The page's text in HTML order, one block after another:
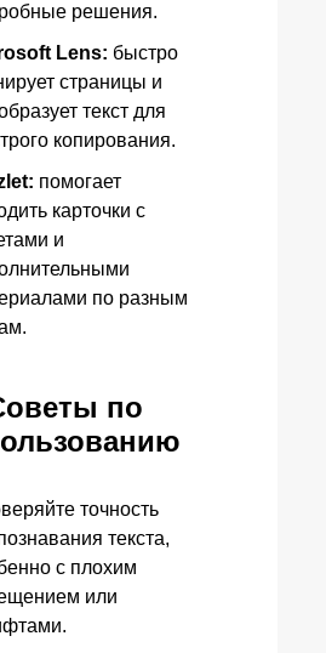
решения.
Lens: быстро
страницы и
текст для
копирования.
помогает
карточки с
и
по разным
по
точность
текста,
с плохим
или